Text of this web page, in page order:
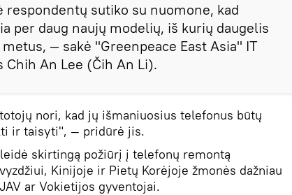
respondentų sutiko su nuomone, kad
per daug naujų modelių, iš kurių daugelis
— sakė "Greenpeace East Asia" IT
Chih An Lee (Čih An Li).
nori, kad jų išmaniuosius telefonus būtų
ir taisyti", — pridūrė jis.
skirtingą požiūrį į telefonų remontą
Kinijoje ir Pietų Korėjoje žmonės dažniau
ar Vokietijos gyventojai.